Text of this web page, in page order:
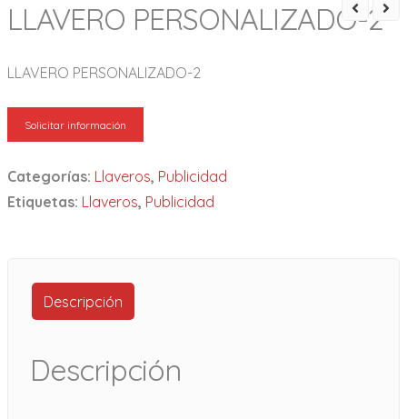
LLAVERO PERSONALIZADO-2
LLAVERO PERSONALIZADO-2
Solicitar información
Categorías: Llaveros, Publicidad
Etiquetas: Llaveros, Publicidad
Descripción
Descripción